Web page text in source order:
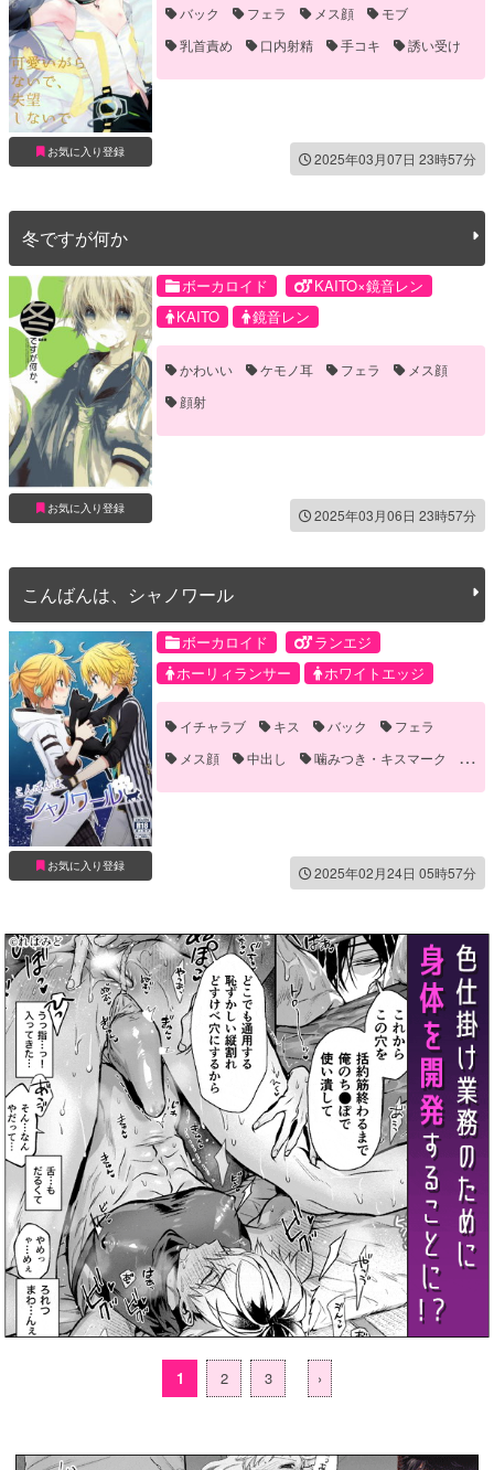
お気に入り登録
バック フェラ メス顔
モブ
乳首責め
口内射精 手コキ
誘い受け
顔射
騎乗位
2025年03月07日 23時57分
冬ですが何か
お気に入り登録
ボーカロイド
KAITO×鏡音レン
KAITO
鏡音レン
かわいい ケモノ耳 フェラ
メス顔
顔射
2025年03月06日 23時57分
こんばんは、シャノワール
お気に入り登録
ボーカロイド
ランエジ
ホーリィランサー
ホワイトエッジ
イチャラブ キス バック
フェラ
メス顔
中出し
噛みつき・キスマーク
睡姦
顔射
2025年02月24日 05時57分
1 2 3 ›